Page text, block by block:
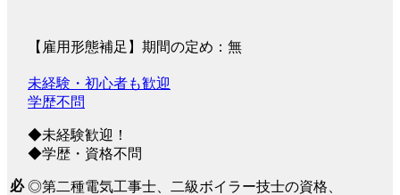
【雇用形態補足】期間の定め：無
必
未経験・初心者も歓迎
学歴不問
◆未経験歓迎！
◆学歴・資格不問
◎第二種電気工事士、二級ボイラー技士の資格、